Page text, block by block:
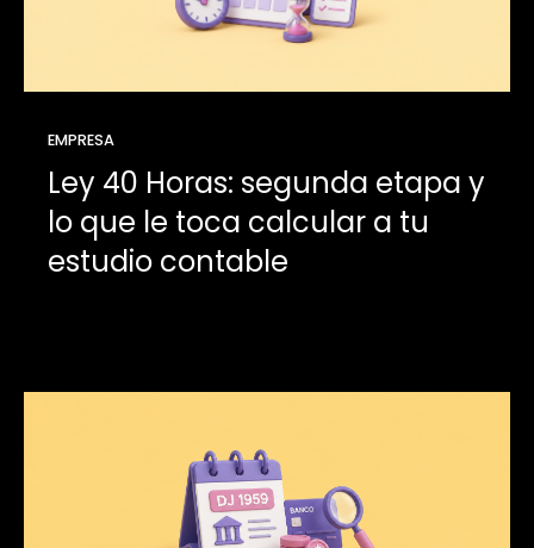
EMPRESA
Ley 40 Horas: segunda etapa y
lo que le toca calcular a tu
estudio contable